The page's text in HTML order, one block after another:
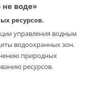
воде»
ресурсов.
управления водным
водоохранных зон.
природных
ресурсов.